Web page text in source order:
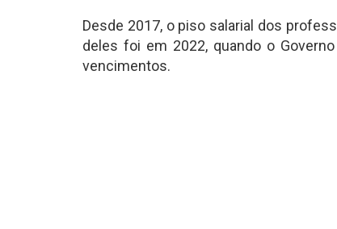
Desde 2017, o piso salarial dos
deles foi em 2022, quando o
vencimentos.